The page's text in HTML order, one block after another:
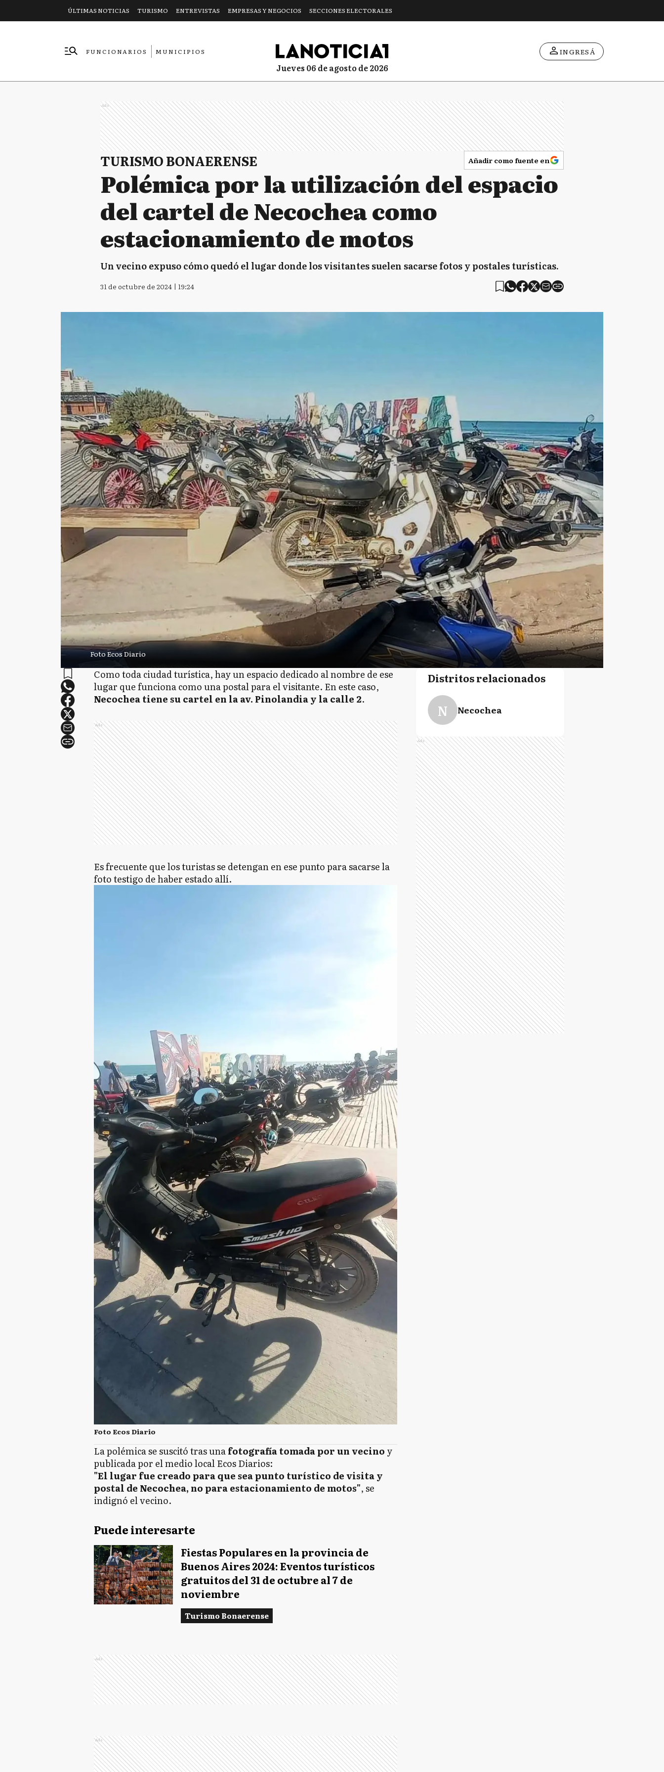
ÚLTIMAS NOTICIAS TURISMO ENTREVISTAS EMPRESAS Y NEGOCIOS SECCIONES ELECTORALES
FUNCIONARIOS
MUNICIPIOS
jueves 06 de agosto de 2026
INGRESÁ
Ads
TURISMO BONAERENSE Añadir como fuente en
Polémica por la utilización del espacio
del cartel de Necochea como
estacionamiento de motos
Un vecino expuso cómo quedó el lugar donde los visitantes suelen sacarse fotos y postales turísticas.
31 de octubre de 2024 | 19:24
Foto Ecos Diario
Como toda ciudad turística, hay un espacio dedicado al nombre de ese
lugar que funciona como una postal para el visitante. En este caso,
Necochea tiene su cartel en la av. Pinolandia y la calle 2.
Ads
Es frecuente que los turistas se detengan en ese punto para sacarse la
foto testigo de haber estado allí.
Foto Ecos Diario
La polémica se suscitó tras unafotografía tomada por un vecino y
publicada por el medio local Ecos Diarios:
"El lugar fue creado para que sea punto turístico de visita y
postal de Necochea, no para estacionamiento de motos", se
indignó el vecino.
Puede interesarte
Fiestas Populares en la provincia de
Buenos Aires 2024: Eventos turísticos
gratuitos del 31 de octubre al 7 de
noviembre
Turismo Bonaerense
Ads
Ads
Distritos relacionados
N Necochea
Ads